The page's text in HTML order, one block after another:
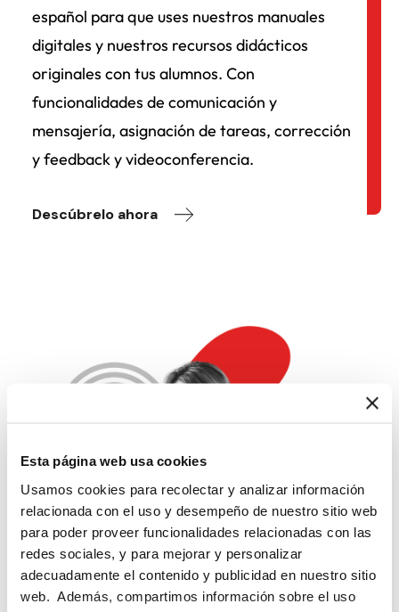
Esta página web usa cookies
Usamos cookies para recolectar y analizar información
relacionada con el uso y desempeño de nuestro sitio web
para poder proveer funcionalidades relacionadas con las
redes sociales, y para mejorar y personalizar
adecuadamente el contenido y publicidad en nuestro sitio
web. Además, compartimos información sobre el uso
español para que uses nuestros manuales
digitales y nuestros recursos didácticos
originales con tus alumnos. Con
funcionalidades de comunicación y
mensajería, asignación de tareas, corrección
y feedback y videoconferencia.
Descúbrelo ahora